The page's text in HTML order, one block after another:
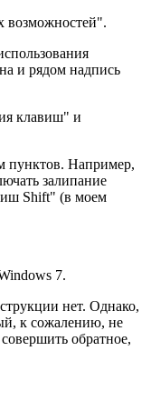
возможностей".
и рядом надпись
клавиш" и
пунктов. Например,
залипание
Shift" (в моем
7.
нет. Однако,
к сожалению, не
обратное,